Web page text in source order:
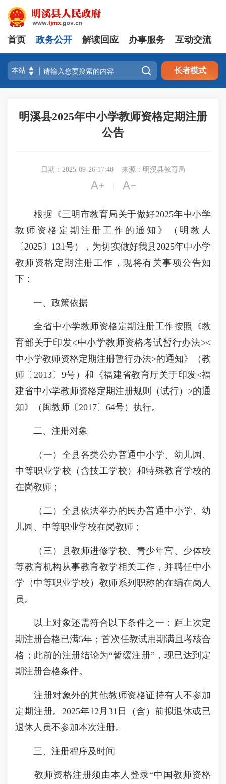
首页 政务公开 解读回应 办事服务 互动交流
 长者模式
明溪县2025年中小学教师资格定期注册
公告
日期：2025-09-26 17:40 来源：明溪县教育局
 
根据《三明市教育局关于做好2025年中小学
教师资格定期注册工作的通知》（明教人
〔2025〕131号），为切实做好我县2025年中小学
教师资格定期注册工作，现将有关事项公告如
下：
一、政策依据
全省中小学教师资格定期注册工作按照《教
育部关于印发<中小学教师资格考试暂行办法><
中小学教师资格定期注册暂行办法>的通知》（教
师〔2013〕9号）和《福建省教育厅关于印发<福
建省中小学教师资格定期注册规则（试行）>的通
知》（闽教师〔2017〕64号）执行。
二、注册对象
（一）全县各类公办普通中小学、幼儿园、
中等职业学校（含技工学校）和特殊教育学校的
在岗教师；
（二）全县依法举办的民办普通中小学、幼
儿园、中等职业学校在岗教师；
（三）县教师进修学校、青少年宫、少体校
等教育机构从事教育教学相关工作，并聘任中小
学（中等职业学校）教师系列职称的在编在岗人
员。
以上对象还需符合以下条件之一：距上次定
期注册合格已满5年；首次任教试用期满且考核合
格；此前的注册结论为“暂缓注册”，现已达到定
期注册合格条件。
注册对象外的其他教师资格证持有人不参加
定期注册。2025年12月31日（含）前拟退休或已
退休人员不参加本次注册。
三、注册程序及时间
教师资格注册须由本人登录“中国教师资格